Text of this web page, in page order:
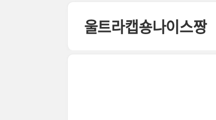
울트라캡숑나이스짱